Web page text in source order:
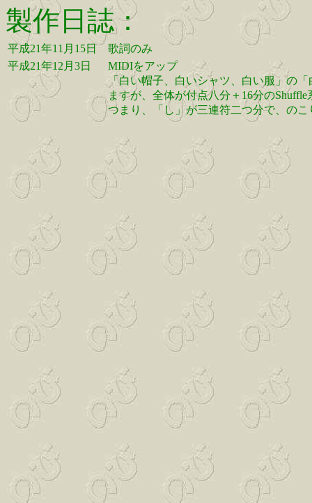
製作日誌：
平成21年11月15日
歌詞のみ
平成21年12月3日
MIDIをアップ
「白い帽子、白いシャツ、白い服」の
ますが、全体が付点八分＋16分の
つまり、「し」が三連符二つ分で、の